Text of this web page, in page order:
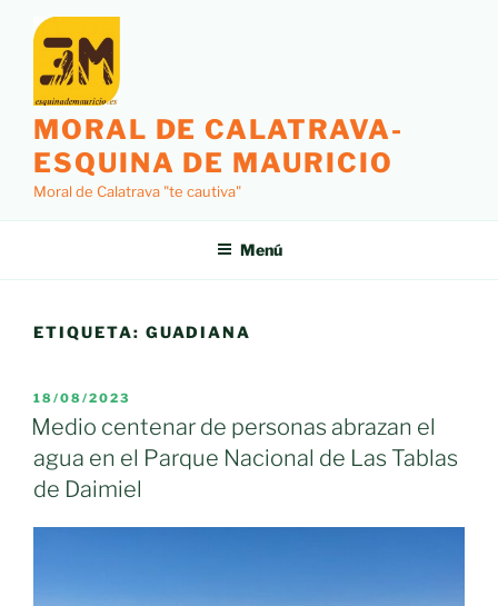
contenido
MORAL DE CALATRAVA-
ESQUINA DE MAURICIO
Moral de Calatrava "te cautiva"
Menú
ETIQUETA: GUADIANA
PUBLICADO
EL
18/08/2023
Medio centenar de personas abrazan el
agua en el Parque Nacional de Las Tablas
de Daimiel